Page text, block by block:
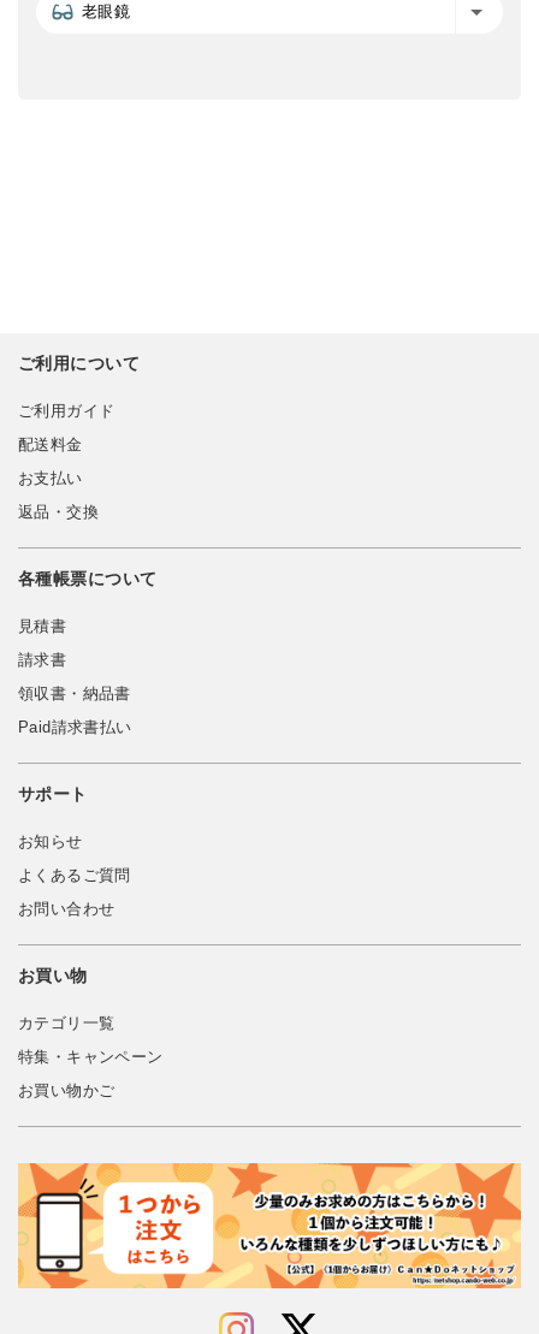
老眼鏡
ご利用について
ご利用ガイド
配送料金
お支払い
返品・交換
各種帳票について
見積書
請求書
領収書・納品書
Paid請求書払い
サポート
お知らせ
よくあるご質問
お問い合わせ
お買い物
カテゴリ一覧
特集・キャンペーン
お買い物かご